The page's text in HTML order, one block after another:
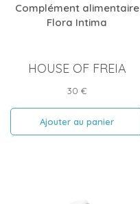
Complément alimentaire
Flora Intima
HOUSE OF FREIA
Prix
30 €
Ajouter au panier